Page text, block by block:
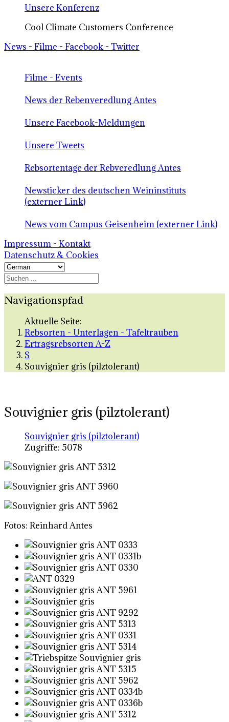
Unsere Konferenz
Cool Climate Customers Conference
News - Filme - Facebook - Twitter
Filme - Events
News der Rebenveredlung Antes
Unsere Facebook-Meldungen
Unsere Tweets
Rebsortentage der Rebveredlung Antes
Newsticker des deutschen Weininstituts
(externer Link)
News vom Campus Geisenheim (externer Link)
Impressum - Kontakt
Datenschutz & Cookies
Navigationspfad
Aktuelle Seite:
Rebsorten - Unterlagen - Tafeltrauben
Ertragsrebsorten A-Z
S
Souvignier gris (pilztolerant)
Souvignier gris (pilztolerant)
Souvignier gris (pilztolerant)
Zugriffe: 5078
Fotos: Reinhard Antes